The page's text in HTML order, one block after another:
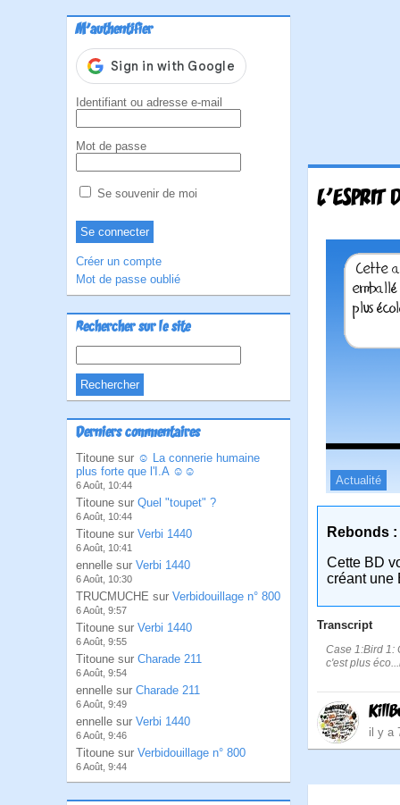
M'authentifier
Identifiant ou adresse e-mail
Mot de passe
Se souvenir de moi
Créer un compte
Mot de passe oublié
Rechercher sur le site
Derniers commentaires
Titoune sur ☺ La connerie humaine
plus forte que l'I.A ☺☺
6 Août, 10:44
Titoune sur Quel "toupet" ?
6 Août, 10:44
Titoune sur Verbi 1440
6 Août, 10:41
ennelle sur Verbi 1440
6 Août, 10:30
TRUCMUCHE sur Verbidouillage n° 800
6 Août, 9:57
Titoune sur Verbi 1440
6 Août, 9:55
Titoune sur Charade 211
6 Août, 9:54
ennelle sur Charade 211
6 Août, 9:49
ennelle sur Verbi 1440
6 Août, 9:46
Titoune sur Verbidouillage n° 800
6 Août, 9:44
L'ESPRIT
Actualité
Rebonds :
Cette BD
créant une
Transcript
Case 1:Bird 1:
c'est plus
il y a